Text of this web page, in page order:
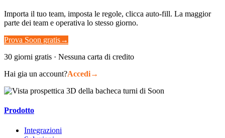
Importa il tuo team, imposta le regole, clicca auto-fill. La maggior
parte dei team e operativa lo stesso giorno.
Prova Soon gratis→
30 giorni gratis · Nessuna carta di credito
Hai gia un account?Accedi→
Prodotto
Integrazioni